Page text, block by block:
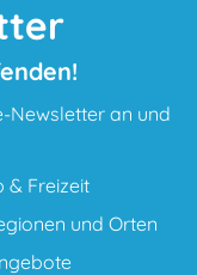
Newsletter an und
& Freizeit
und Orten